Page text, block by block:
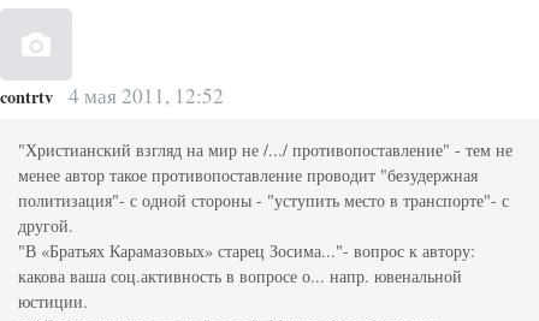
contrtv 4 мая 2011, 12:52
"Христианский взгляд на мир не /.../ противопоставление" - тем не
менее автор такое противопоставление проводит "безудержная
политизация"- с одной стороны - "уступить место в транспорте"- с
другой.
"В «Братьях Карамазовых» старец Зосима..."- вопрос к автору:
какова ваша соц.активность в вопросе о... напр. ювенальной
юстиции.